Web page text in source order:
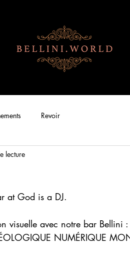
Revoir
lecture
at God is a DJ.
visuelle avec notre bar Bellini
NUMÉRIQUE